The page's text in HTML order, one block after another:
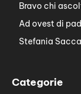
Bravo chi
Ad ovest di
Stefania
Categorie